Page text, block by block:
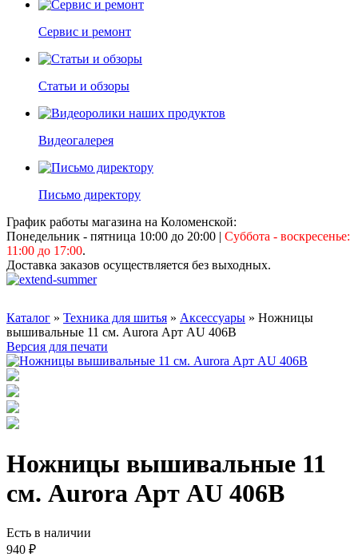
Сервис и ремонт
Статьи и обзоры
Видеогалерея
Письмо директору
График работы магазина на Коломенской:
Понедельник - пятница 10:00 до 20:00 | Суббота - воскресенье:
11:00 до 17:00.
Доставка заказов осуществляется без выходных.
Каталог » Техника для шитья » Аксессуары » Ножницы
вышивальные 11 см. Aurora Арт AU 406В
Версия для печати
Ножницы вышивальные 11
см. Aurora Арт AU 406В
Есть в наличии
940 ₽